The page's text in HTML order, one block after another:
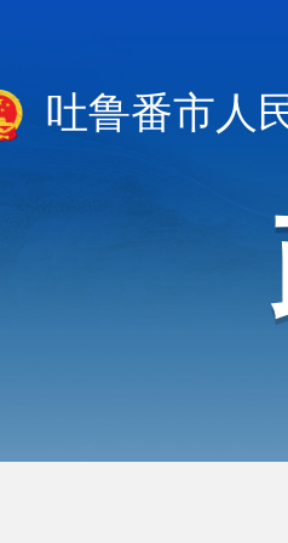
吐鲁番市人